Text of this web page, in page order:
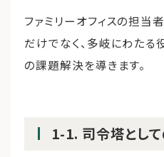
ファミリーオフィスの担当
だけでなく、多岐にわたる
の課題解決を導きます。
1-1. 司令塔とし